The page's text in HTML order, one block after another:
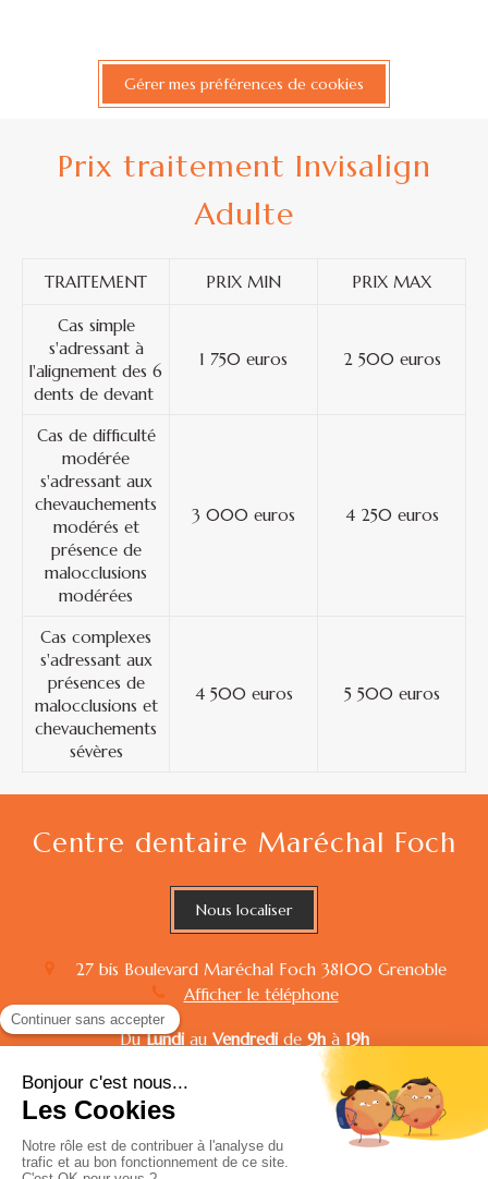
Gérer mes préférences de cookies
Prix traitement Invisalign
Adulte
TRAITEMENT PRIX MIN PRIX MAX
Cas simple
s'adressant à
l'alignement des 6
dents de devant
1 750 euros 2 500 euros
Cas de difficulté
modérée
s'adressant aux
chevauchements
modérés et
présence de
malocclusions
modérées
3 000 euros 4 250 euros
Cas complexes
s'adressant aux
présences de
malocclusions et
chevauchements
sévères
4 500 euros 5 500 euros
Centre dentaire Maréchal Foch
Nous localiser
27 bis Boulevard Maréchal Foch 38100 Grenoble
Afficher le téléphone
DuLundiau Vendredide 9hà 19h
Conditions Générales Utilisations
Charte de confidentialité